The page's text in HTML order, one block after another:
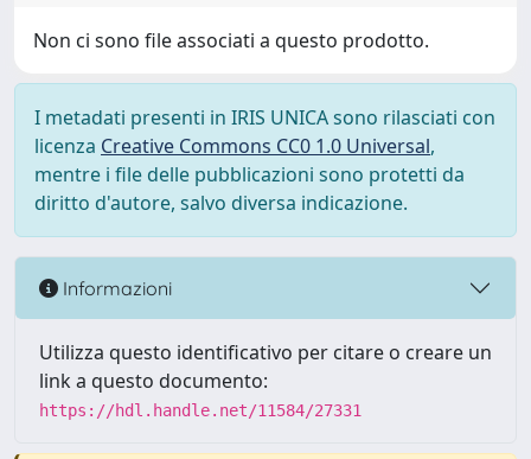
Non ci sono file associati a questo prodotto.
I metadati presenti in IRIS UNICA sono rilasciati con
licenza Creative Commons CC0 1.0 Universal,
mentre i file delle pubblicazioni sono protetti da
diritto d'autore, salvo diversa indicazione.
Informazioni
Utilizza questo identificativo per citare o creare un
link a questo documento:
https://hdl.handle.net/11584/27331